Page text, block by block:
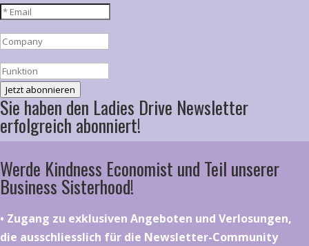
Jetzt abonnieren
Sie haben den Ladies Drive Newsletter
erfolgreich abonniert!
Werde Kindness Economist und Teil unserer
Business Sisterhood!
•⁠ ⁠⁠Zugang zu exklusiven Angeboten und Verlosungen,
die ausschliesslich für die Newsletter-Community